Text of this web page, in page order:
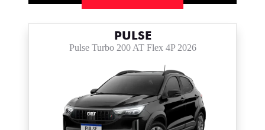
PULSE
Pulse Turbo 200 AT Flex 4P 2026